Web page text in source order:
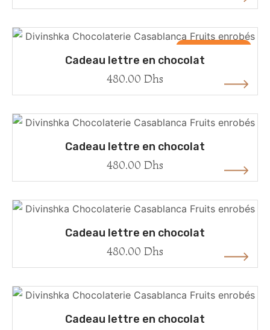
Rupture de stock
Cadeau lettre en chocolat
480.00 Dhs
Cadeau lettre en chocolat
480.00 Dhs
Cadeau lettre en chocolat
480.00 Dhs
Cadeau lettre en chocolat